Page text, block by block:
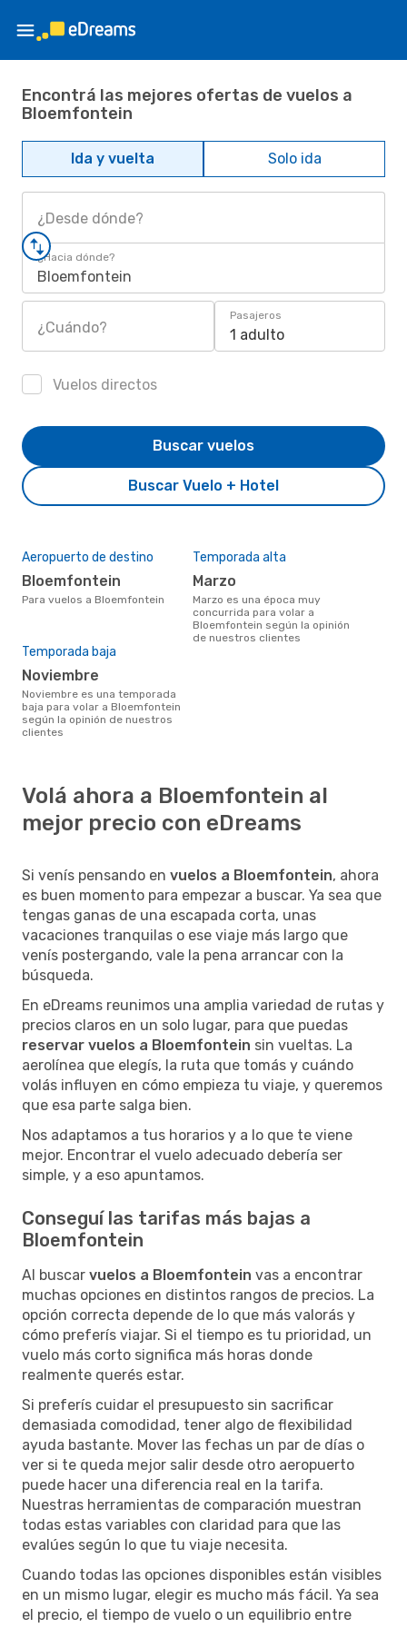
Encontrá las mejores ofertas de vuelos a
Bloemfontein
Ida y vuelta Solo ida
¿Desde dónde?
¿Hacia dónde?
Bloemfontein
¿Cuándo?
Pasajeros
1 adulto
Vuelos directos
Buscar Vuelo + Hotel
Buscar vuelos
Aeropuerto de destino
Bloemfontein
Para vuelos a Bloemfontein
Temporada alta
marzo
marzo es una época muy
concurrida para volar a
Bloemfontein según la opinión
de nuestros clientes
Temporada baja
noviembre
noviembre es una temporada
baja para volar a Bloemfontein
según la opinión de nuestros
clientes
Volá ahora a Bloemfontein al
mejor precio con eDreams
Si venís pensando en vuelos a Bloemfontein, ahora
es buen momento para empezar a buscar. Ya sea que
tengas ganas de una escapada corta, unas
vacaciones tranquilas o ese viaje más largo que
venís postergando, vale la pena arrancar con la
búsqueda.
En eDreams reunimos una amplia variedad de rutas y
precios claros en un solo lugar, para que puedas
reservar vuelos a Bloemfontein sin vueltas. La
aerolínea que elegís, la ruta que tomás y cuándo
volás influyen en cómo empieza tu viaje, y queremos
que esa parte salga bien.
Nos adaptamos a tus horarios y a lo que te viene
mejor. Encontrar el vuelo adecuado debería ser
simple, y a eso apuntamos.
Conseguí las tarifas más bajas a
Bloemfontein
Al buscar vuelos a Bloemfontein vas a encontrar
muchas opciones en distintos rangos de precios. La
opción correcta depende de lo que más valorás y
cómo preferís viajar. Si el tiempo es tu prioridad, un
vuelo más corto significa más horas donde
realmente querés estar.
Si preferís cuidar el presupuesto sin sacrificar
demasiada comodidad, tener algo de flexibilidad
ayuda bastante. Mover las fechas un par de días o
ver si te queda mejor salir desde otro aeropuerto
puede hacer una diferencia real en la tarifa.
Nuestras herramientas de comparación muestran
todas estas variables con claridad para que las
evalúes según lo que tu viaje necesita.
Cuando todas las opciones disponibles están visibles
en un mismo lugar, elegir es mucho más fácil. Ya sea
el precio, el tiempo de vuelo o un equilibrio entre